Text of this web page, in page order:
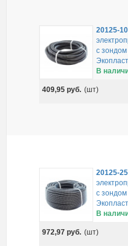
20125-
с
Экопласт
В
409,95 руб. (шт)
20125-
с
Экопласт
В
972,97 руб. (шт)